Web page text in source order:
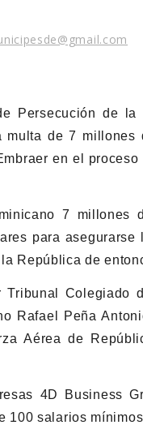
Persecución de
de 7 millones
en el
7
para
República de
Tribunal
Rafael Peña
Aérea de
4D Business
100 salarios